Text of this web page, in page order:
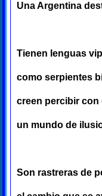
Una Argentina
Tienen lenguas
como serpientes
creen percibir con
un mundo de
Son rastreras de